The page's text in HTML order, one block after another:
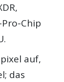
Chip
auf,
das